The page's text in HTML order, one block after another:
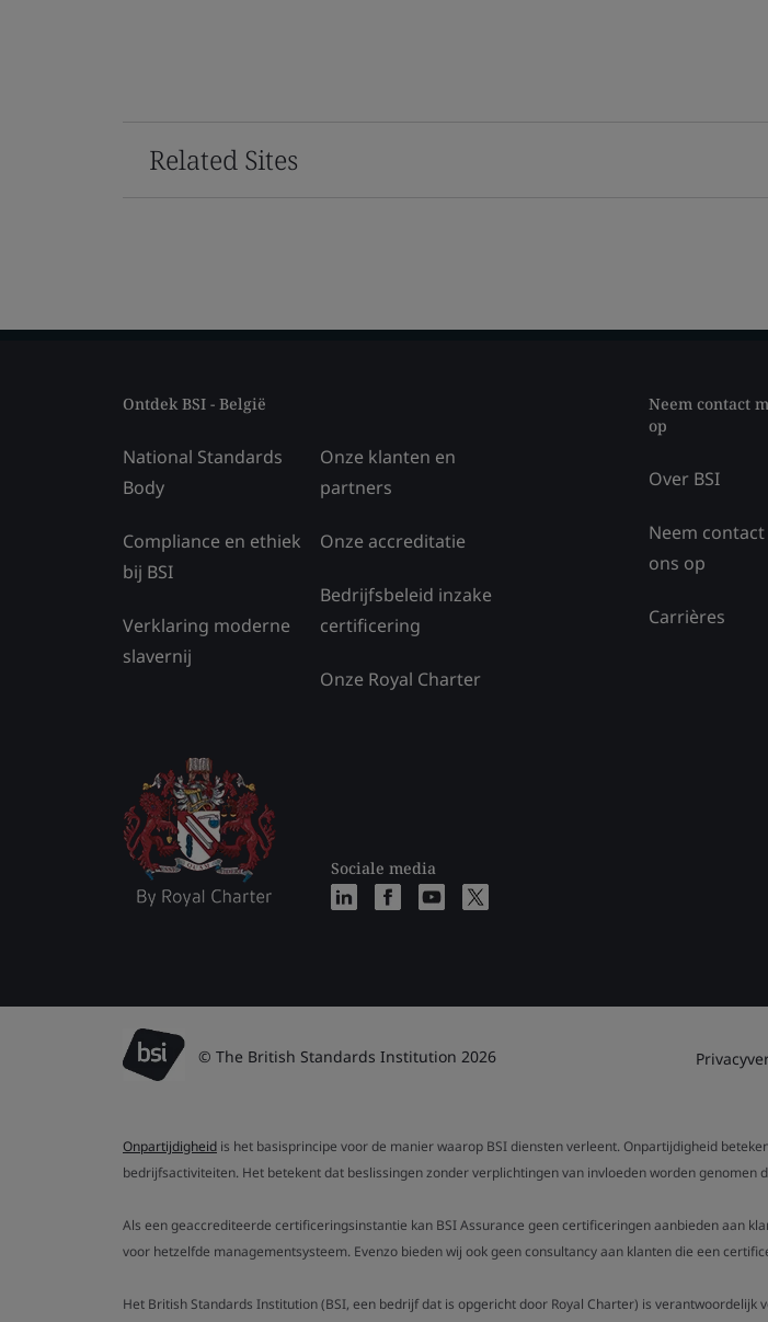
Related Sites
Ontdek BSI - België
National Standards
Body
Compliance en ethiek
bij BSI
Verklaring moderne
slavernij
Onze klanten en
partners
Onze accreditatie
Bedrijfsbeleid inzake
certificering
Onze Royal Charter
Sociale media
Neem contact
op
Over BSI
Neem
ons op
Carrières
© The British Standards Institution 2026
Onpartijdigheid is het basisprincipe voor de manier waarop BSI diensten verleent. Onpartijdigheid
bedrijfsactiviteiten. Het betekent dat beslissingen zonder verplichtingen van invloeden worden
Als een geaccrediteerde certificeringsinstantie kan BSI Assurance geen certificeringen aanbieden aan
voor hetzelfde managementsysteem. Evenzo bieden wij ook geen consultancy aan klanten die een
Het British Standards Institution (BSI, een bedrijf dat is opgericht door Royal Charter) is